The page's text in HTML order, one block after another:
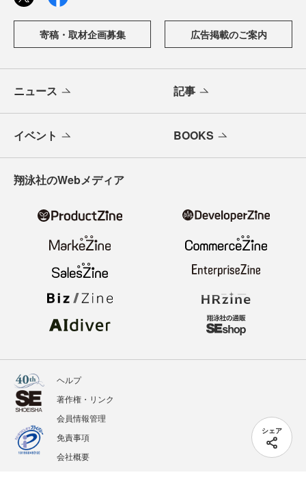
シェア
寄稿・取材企画募集 広告掲載のご案内
ニュース 記事
イベント BOOKS
翔泳社のWebメディア
ヘルプ
著作権・リンク
会員情報管理
免責事項
会社概要